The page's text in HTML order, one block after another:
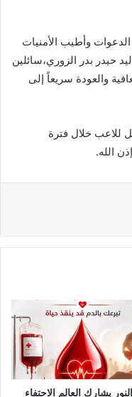
وأطيب الأمنيات
حيدر بدر الزوري،سائلين
والعودة سريعاً إلى
للاعب خلال فترة
الله.
يشارك العالم الاحتفاء